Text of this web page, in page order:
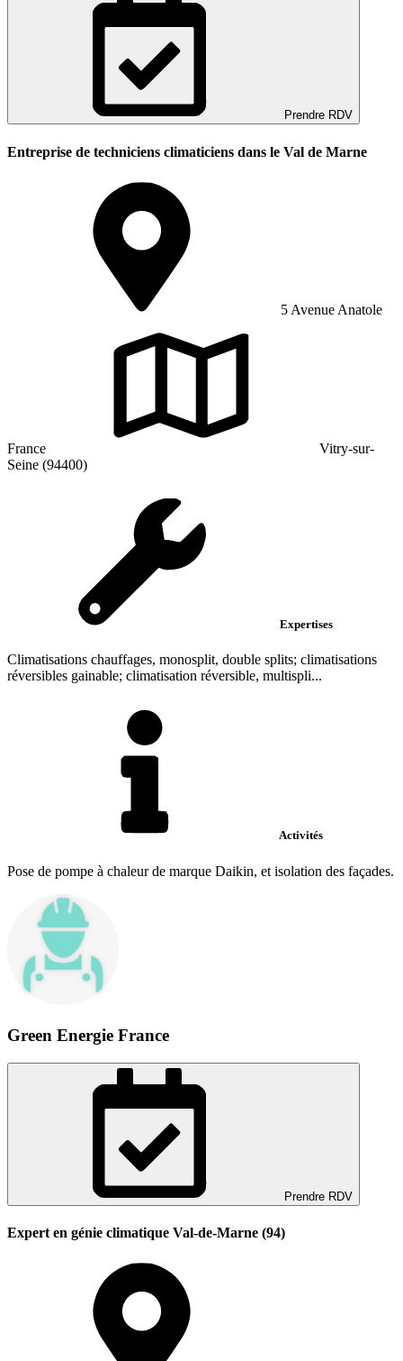
Prendre RDV
Entreprise de techniciens climaticiens dans le Val de Marne
5 Avenue Anatole
France
Vitry-sur-
Seine (94400)
Expertises
Climatisations chauffages, monosplit, double splits; climatisations
réversibles gainable; climatisation réversible, multispli...
Activités
Pose de pompe à chaleur de marque Daikin, et isolation des façades.
Green Energie France
Prendre RDV
Expert en génie climatique Val-de-Marne (94)